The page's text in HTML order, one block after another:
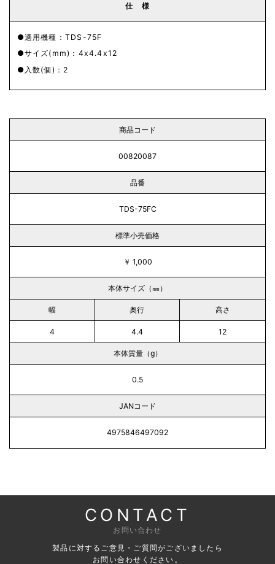
仕 様
適用機種：TDS-75F
サイズ(mm)：4x4.4x12
入数(個)：2
商品コード
00820087
品番
TDS-75FC
標準小売価格
￥ 1,000
本体サイズ（㎜）
幅 奥行 高さ
4 4.4 12
本体質量（g）
0.5
JANコード
4975846497092
CONTACT
お問い合わせ
製品に対するご意見・ご質問がございましたら
お問い合わせください。